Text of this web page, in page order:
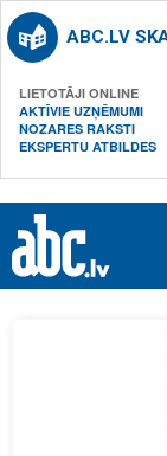
ABC.LV
LIETOTĀJI ONLINE
AKTĪVIE UZŅĒMUMI
NOZARES RAKSTI
EKSPERTU ATBILDES